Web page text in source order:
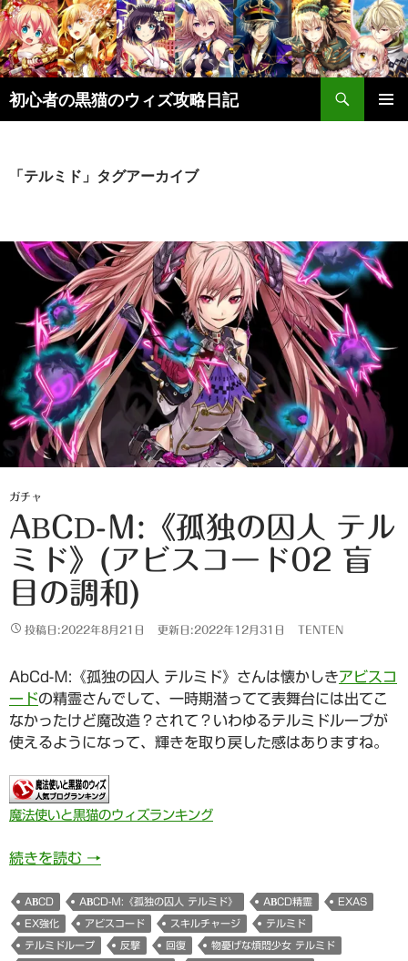
初心者の黒猫のウィズ攻略日記
検
索
ン
キ
「テルミド」タグアーカイブ
ガチャ
ABCD-Μ:《孤独の囚人 テル
ミド》(アビスコード02 盲
目の調和)
投稿日:2022年8月21日 更新日:2022年12月31日 TENTEN
AbCd-Μ:《孤独の囚人 テルミド》さんは懐かしきアビスコ
ードの精霊さんでして、一時期潜ってて表舞台には出てこ
なかったけど魔改造？されて？いわゆるテルミドループが
使えるようになって、輝きを取り戻した感はありますね。
魔法使いと黒猫のウィズランキング
続きを読む AbCd-Μ:《孤独の囚人 テルミド》(アビスコー
→
ABCD ABCD-Μ:《孤独の囚人 テルミド》 ABCD精霊 EXAS
EX強化 アビスコード スキルチャージ テルミド
テルミドループ 反撃 回復 物憂げな煩悶少女 テルミド